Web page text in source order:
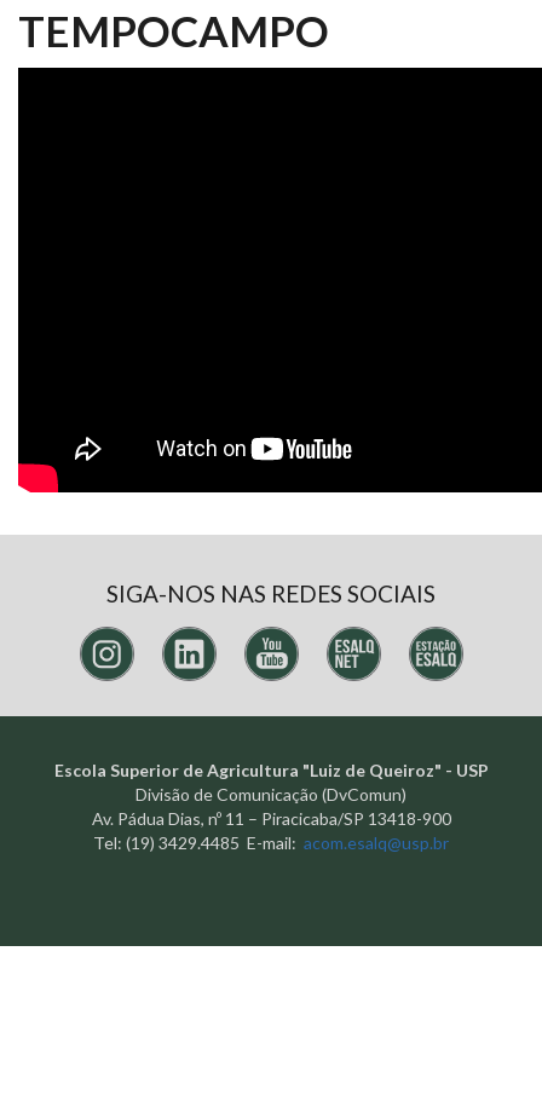
TEMPOCAMPO
SIGA-NOS NAS REDES SOCIAIS
Escola Superior de Agricultura "Luiz de Queiroz" - USP
Divisão de Comunicação (DvComun)
Av. Pádua Dias, nº 11 – Piracicaba/SP 13418-900
Tel: (19) 3429.4485 E-mail: acom.esalq@usp.br